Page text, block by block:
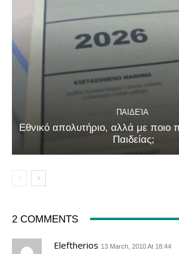
ΠΑΙΔΕΊΑ
Εθνικό απολυτήριο, αλλά με ποιο
Παιδείας;
2 COMMENTS
Eleftherios 13 March, 2010 At 18:44